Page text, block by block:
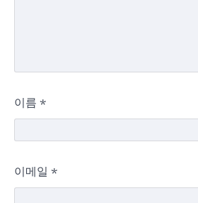
이름 *
이메일 *